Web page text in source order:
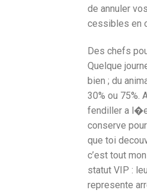
de annuler
cessibles en
Des chefs
Quelque
bien ; du
30% ou 75%.
fendiller a
conserve
que toi
c’est tout
statut VIP :
represente